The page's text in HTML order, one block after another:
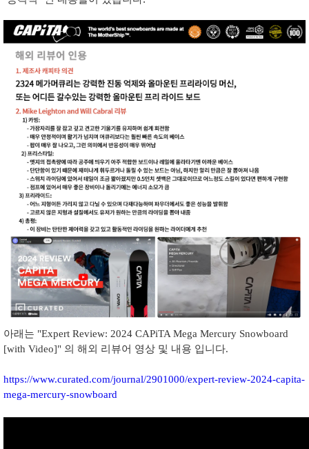
아래는 "Expert Review: 2024 CAPiTA Mega Mercury Snowboard
[with Video]" 의 해외 리뷰어 영상 및 내용 입니다.
https://www.curated.com/journal/2901000/expert-review-2024-capita-
mega-mercury-snowboard